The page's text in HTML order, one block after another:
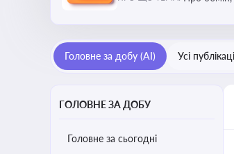
Головне за добу (AI) Усі
ГОЛОВНЕ ЗА ДОБУ
Головне за сьогодні